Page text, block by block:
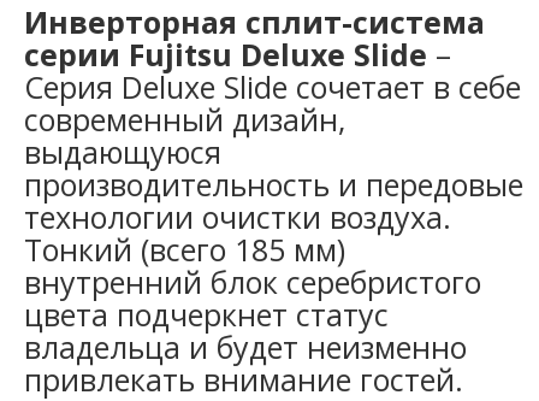
Инверторная сплит-система
серии Fujitsu Deluxe Slide –
Серия Deluxe Slide сочетает в себе
современный дизайн,
выдающуюся
производительность и передовые
технологии очистки воздуха.
Тонкий (всего 185 мм)
внутренний блок серебристого
цвета подчеркнет статус
владельца и будет неизменно
привлекать внимание гостей.